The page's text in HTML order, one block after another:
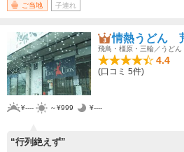
ご当地 子連れ
情熱うどん
飛鳥・橿原・三輪／うどん
4.4
(口コミ 5件)
¥---- ～¥999 ¥----
“行列絶えず”